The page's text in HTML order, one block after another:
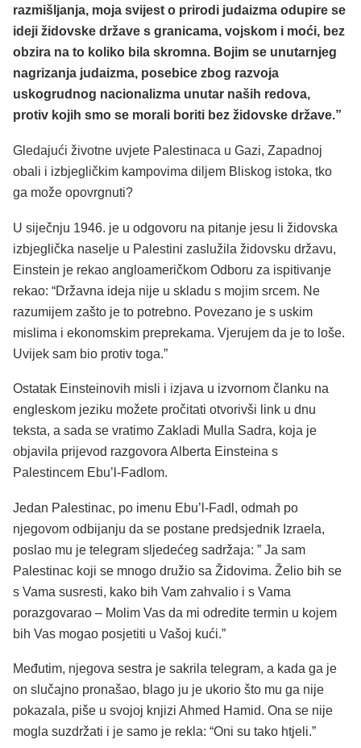
razmišljanja, moja svijest o prirodi judaizma odupire se
ideji židovske države s granicama, vojskom i moći, bez
obzira na to koliko bila skromna. Bojim se unutarnjeg
nagrizanja judaizma, posebice zbog razvoja
uskogrudnog nacionalizma unutar naših redova,
protiv kojih smo se morali boriti bez židovske države.”
Gledajući životne uvjete Palestinaca u Gazi, Zapadnoj
obali i izbjegličkim kampovima diljem Bliskog istoka, tko
ga može opovrgnuti?
U siječnju 1946. je u odgovoru na pitanje jesu li židovska
izbjeglička naselje u Palestini zaslužila židovsku državu,
Einstein je rekao angloameričkom Odboru za ispitivanje
rekao: “Državna ideja nije u skladu s mojim srcem. Ne
razumijem zašto je to potrebno. Povezano je s uskim
mislima i ekonomskim preprekama. Vjerujem da je to loše.
Uvijek sam bio protiv toga.”
Ostatak Einsteinovih misli i izjava u izvornom članku na
engleskom jeziku možete pročitati otvorivši link u dnu
teksta, a sada se vratimo Zakladi Mulla Sadra, koja je
objavila prijevod razgovora Alberta Einsteina s
Palestincem Ebu’l-Fadlom.
Jedan Palestinac, po imenu Ebu’l-Fadl, odmah po
njegovom odbijanju da se postane predsjednik Izraela,
poslao mu je telegram sljedećeg sadržaja: ” Ja sam
Palestinac koji se mnogo družio sa Židovima. Želio bih se
s Vama susresti, kako bih Vam zahvalio i s Vama
porazgovarao – Molim Vas da mi odredite termin u kojem
bih Vas mogao posjetiti u Vašoj kući.”
Međutim, njegova sestra je sakrila telegram, a kada ga je
on slučajno pronašao, blago ju je ukorio što mu ga nije
pokazala, piše u svojoj knjizi Ahmed Hamid. Ona se nije
mogla suzdržati i je samo je rekla: “Oni su tako htjeli.”